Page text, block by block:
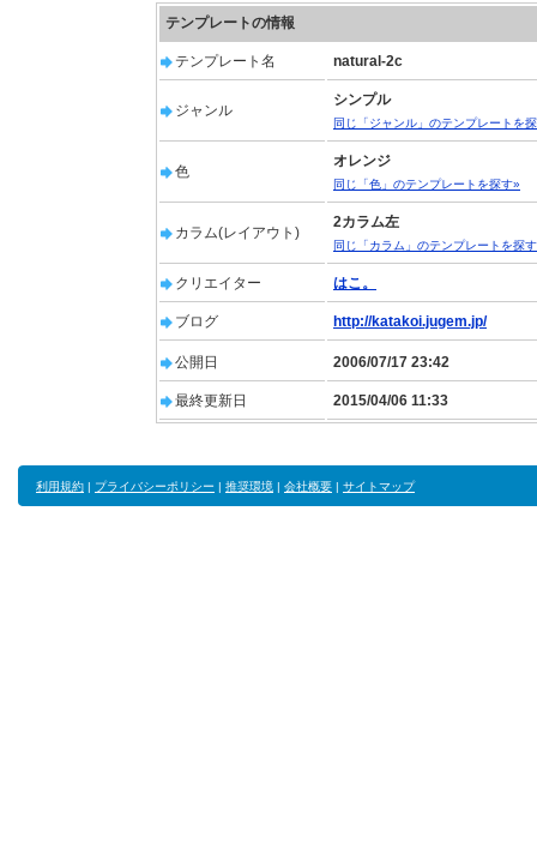
テンプレートの情報
テンプレート名 natural-2c
ジャンル
シンプル
同じ「ジャンル」のテンプレートを
色
オレンジ
同じ「色」のテンプレートを探す»
カラム(レイアウト)
2カラム左
同じ「カラム」のテンプレートを探
クリエイター はこ。
ブログ http://katakoi.jugem.jp/
公開日 2006/07/17 23:42
最終更新日 2015/04/06 11:33
利用規約 | プライバシーポリシー | 推奨環境 | 会社概要 | サイトマップ